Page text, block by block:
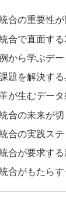
合の重要性
合で直面す
から学ぶデ
題を解決す
が生むデー
合の未来が
合の実践ス
合が要求す
合がもたら